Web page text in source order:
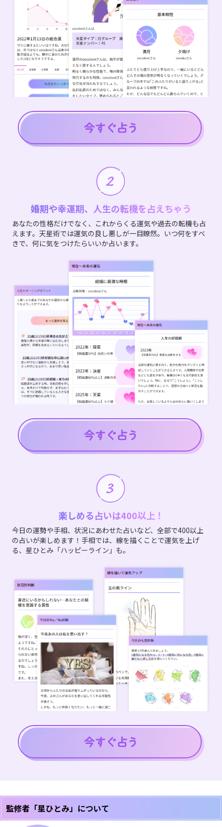
婚期や幸運期、人生の転機を占えちゃう
あなたの性格だけでなく、これからくる運気や過去の転機も占
えます。天星術では運気の良し悪しが一目瞭然。いつ何をすべ
きで、何に気をつけたらいいか占います。
楽しめる占いは400以上！
今日の運勢や手相、状況にあわせた占いなど、全部で400以上
の占いが楽しめます！手相では、線を描くことで運気を上げ
る、星ひとみ「ハッピーライン」も。
監修者「星ひとみ」について